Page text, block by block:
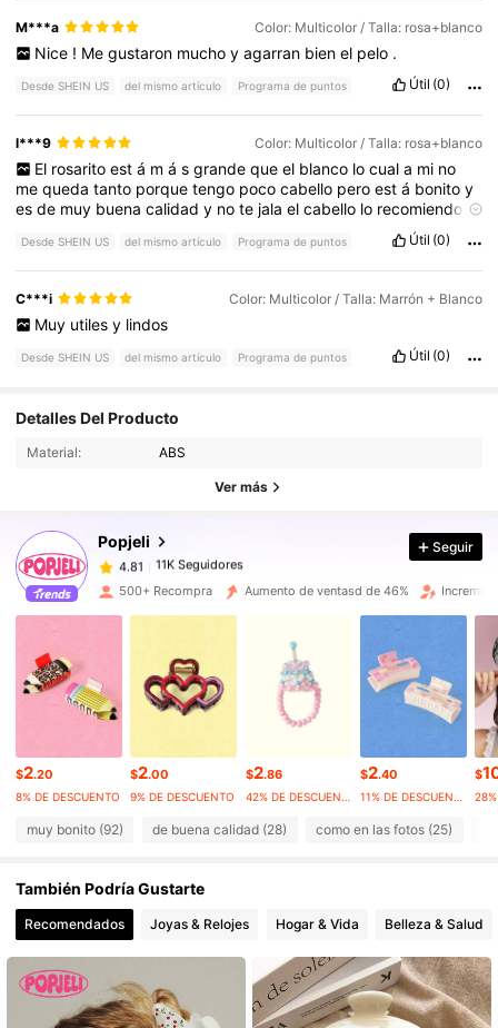
M***a Color: Multicolor / Talla: rosa+blanco
Nice ! Me gustaron mucho y agarran bien el pelo .
Desde SHEIN US del mismo artículo Programa de puntos Útil (0)
l***9 Color: Multicolor / Talla: rosa+blanco
El rosarito est á m á s grande que el blanco lo cual a mi no
mequedatanto porquetengo pococabello peroestá bonitoy
esde muy buenacalidady note jalaelcabello lo recomiendo
Desde SHEIN US del mismo artículo Programa de puntos Útil (0)
C***i Color: Multicolor / Talla: Marrón + Blanco
Muy utiles y lindos
Desde SHEIN US del mismo artículo Programa de puntos Útil (0)
Detalles Del Producto
Material: ABS
Ver más
Popjeli
4.81 11K Seguidores
11K Seguidores
4.81 11K Seguidores
11K Seguidores
4.81 11K Seguidores
4.81
4.81
Seguir
500+ Recompra Aumento de ventasd de 46%
$2.20
8% DE DESCUENTO
$2.00
9% DE DESCUENTO
$2.86
42% DE DESCUENTO
$2.40
11% DE DESCUENTO
$
muy bonito (92) de buena calidad (28) como en las fotos (25)
También Podría Gustarte
Recomendados Joyas & Relojes Hogar & Vida Belleza & Salud